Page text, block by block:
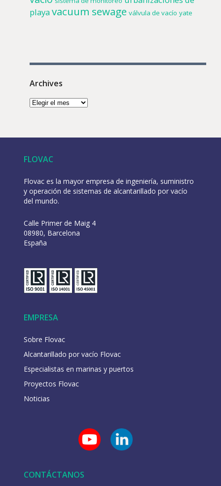
playavacuum sewage válvula de vacío yate
Archives
FLOVAC
Flovac es la mayor empresa de ingeniería, suministro
y operación de sistemas de alcantarillado por vacío
del mundo.
Calle Primer de Maig 4
08980, Barcelona
España
EMPRESA
Sobre Flovac
Alcantarillado por vacío Flovac
Especialistas en marinas y puertos
Proyectos Flovac
Noticias
CONTÁCTANOS